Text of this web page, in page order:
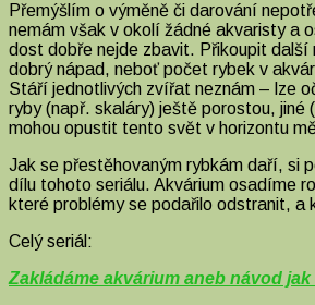
Přemýšlím o výměně či darování
nemám však v okolí žádné akvaristy a
dost dobře nejde zbavit. Přikoupit další
dobrý nápad, neboť počet rybek v
Stáří jednotlivých zvířat neznám – lze
ryby (např. skaláry) ještě porostou, jiné
mohou opustit tento svět v horizontu
Jak se přestěhovaným rybkám daří, si
dílu tohoto seriálu. Akvárium osadíme
které problémy se podařilo odstranit, a
Celý seriál:
Zakládáme akvárium aneb návod jak